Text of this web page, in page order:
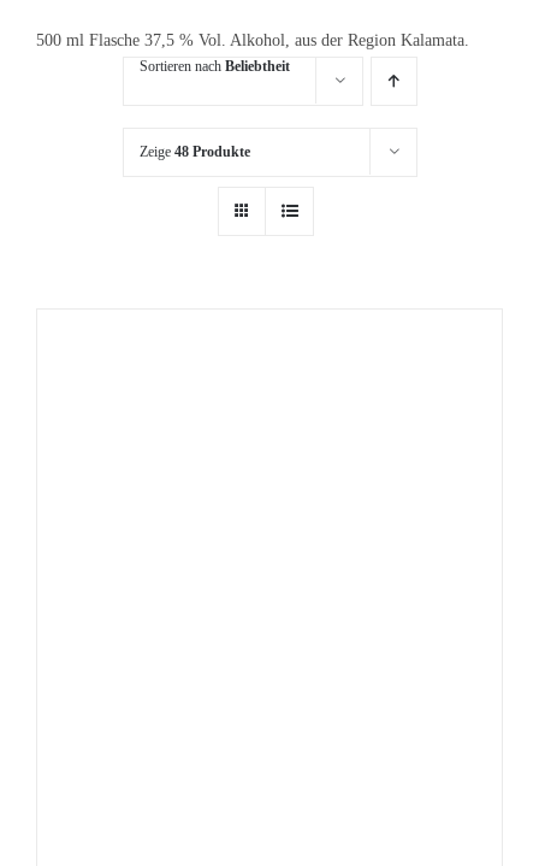
500 ml Flasche 37,5 % Vol. Alkohol, aus der Region Kalamata.
Sortieren nach Beliebtheit
Zeige 48 Produkte